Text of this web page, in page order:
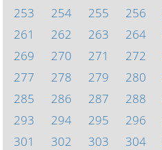
253
254 255 256
261
262 263 264
269
270 271 272
277
278 279 280
285
286 287 288
293
294 295 296
301
302 303 304